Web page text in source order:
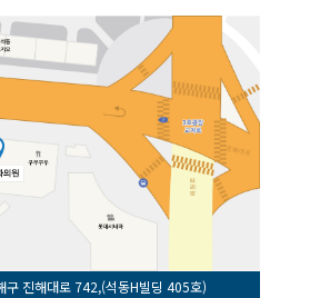
구 진해대로 742,(석동H빌딩 405호)